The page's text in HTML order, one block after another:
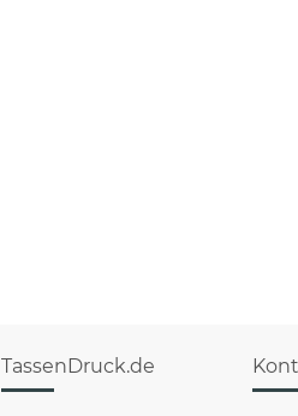
TassenDruck.de